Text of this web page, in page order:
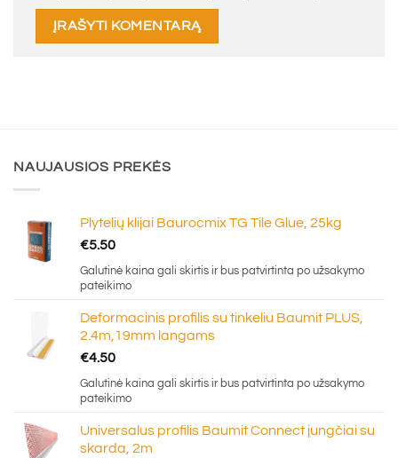
NAUJAUSIOS PREKĖS
Plytelių klijai Baurocmix TG Tile Glue, 25kg
€5.50
Galutinė kaina gali skirtis ir bus patvirtinta po užsakymo
pateikimo
Deformacinis profilis su tinkeliu Baumit PLUS,
2.4m,19mm langams
€4.50
Galutinė kaina gali skirtis ir bus patvirtinta po užsakymo
pateikimo
Universalus profilis Baumit Connect jungčiai su
skarda, 2m